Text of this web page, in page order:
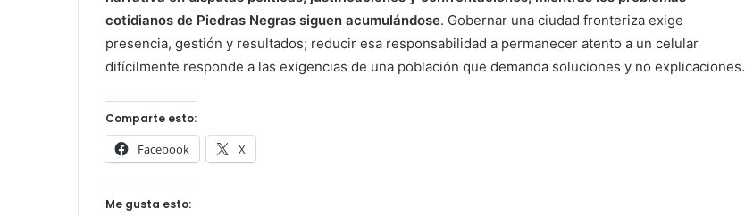
cotidianos de Piedras Negras siguen acumulándose. Gobernar una ciudad fronteriza exige
presencia, gestión y resultados; reducir esa responsabilidad a permanecer atento a un celular
difícilmente responde a las exigencias de una población que demanda soluciones y no explicaciones.
Comparte esto:
Facebook X
Me gusta esto: